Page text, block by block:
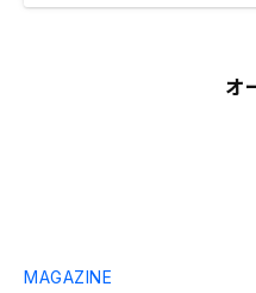
オ
MAGAZINE